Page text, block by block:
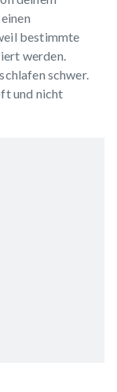
bestimmte
werden.
schwer.
und nicht